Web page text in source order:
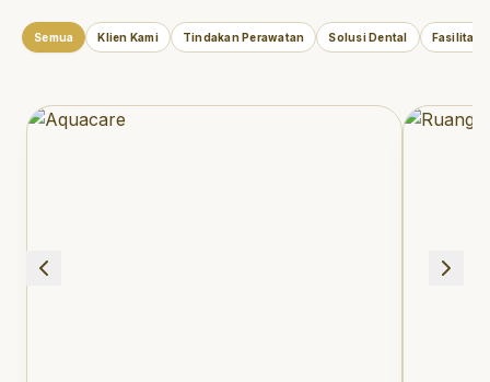
Semua Klien Kami Tindakan Perawatan Solusi Dental Fasilitas